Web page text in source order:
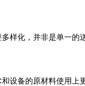
样化，并非是单一的
设备的原材料使用上